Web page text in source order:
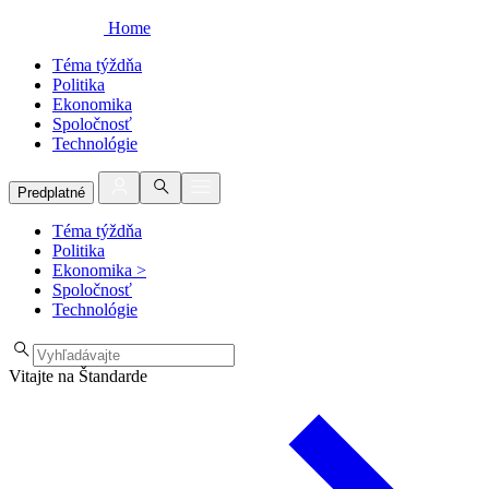
Home
Téma týždňa
Politika
Ekonomika
Spoločnosť
Technológie
Predplatné
Téma týždňa
Politika
Ekonomika >
Spoločnosť
Technológie
Vitajte na Štandarde